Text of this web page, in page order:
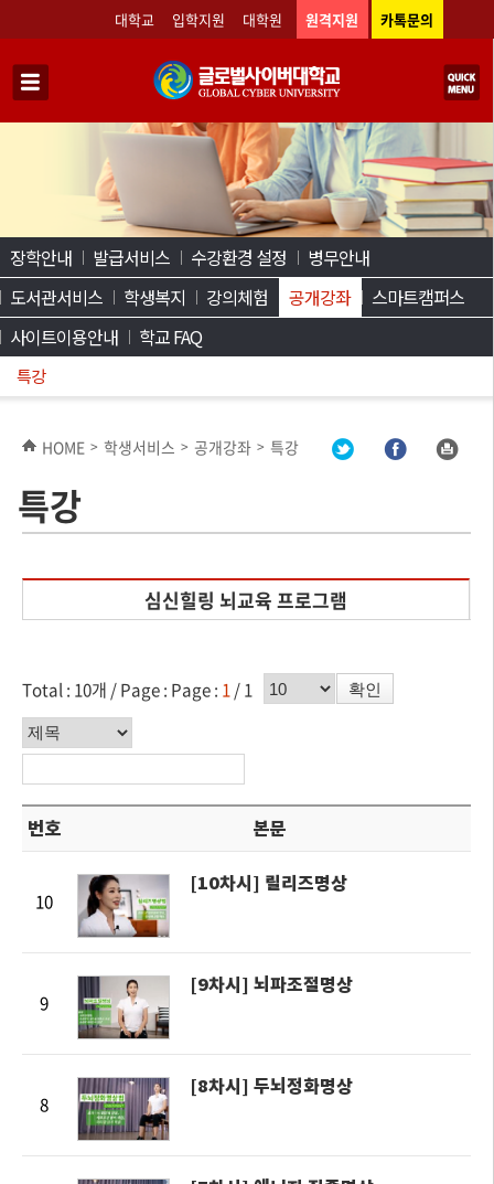
대학교 입학지원 대학원 원격지원 카톡문의
장학안내 발급서비스 수강환경 설정
병무안내
도서관서비스
학생복지 강의체험 공개강좌
특강
스마트캠퍼스
사이트이용안내
학교 FAQ
HOME > 학생서비스 > 공개강좌 > 특강
특강
심신힐링 뇌교육 프로그램
Total : 10개 / Page : Page : 1/ 1 페이지수 선택
확인
분류기준
번호 본문
10
[10차시] 릴리즈명상
9
[9차시] 뇌파조절명상
8
[8차시] 두뇌정화명상